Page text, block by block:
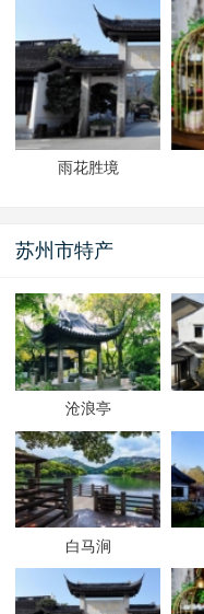
雨花胜境
苏州市特产
沧浪亭
白马涧